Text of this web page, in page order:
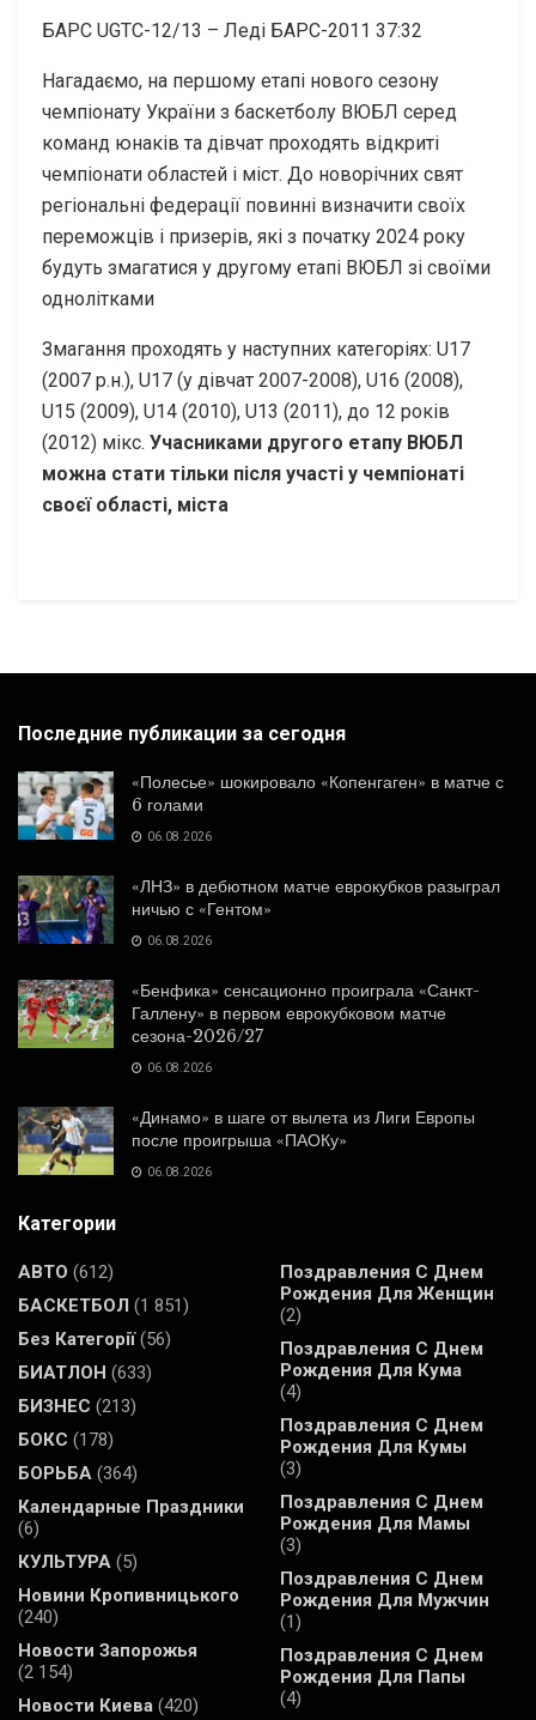
БАРС UGTC-12/13 – Леді БАРС-2011 37:32
Нагадаємо, на першому етапі нового сезону
чемпіонату України з баскетболу ВЮБЛ серед
команд юнаків та дівчат проходять відкриті
чемпіонати областей і міст. До новорічних свят
регіональні федерації повинні визначити своїх
переможців і призерів, які з початку 2024 року
будуть змагатися у другому етапі ВЮБЛ зі своїми
однолітками
Змагання проходять у наступних категоріях: U17
(2007 р.н.), U17 (у дівчат 2007-2008), U16 (2008),
U15 (2009), U14 (2010), U13 (2011), до 12 років
(2012) мікс. Учасниками другого етапу ВЮБЛ
можна стати тільки після участі у чемпіонаті
своєї області, міста
Последние публикации за сегодня
«Полесье» шокировало «Копенгаген» в матче с
6 голами
06.08.2026
«ЛНЗ» в дебютном матче еврокубков разыграл
ничью с «Гентом»
06.08.2026
«Бенфика» сенсационно проиграла «Санкт-
Галлену» в первом еврокубковом матче
сезона-2026/27
06.08.2026
«Динамо» в шаге от вылета из Лиги Европы
после проигрыша «ПАОКу»
06.08.2026
Категории
АВТО (612)
БАСКЕТБОЛ (1 851)
Без Категорії(56)
БИАТЛОН (633)
БИЗНЕС (213)
БОКС (178)
БОРЬБА (364)
Календарные Праздники
(6)
КУЛЬТУРА (5)
Новини Кропивницького
(240)
Новости Запорожья
(2 154)
Новости Киева (420)
Поздравления С Днем
Рождения Для Женщин
(2)
Поздравления С Днем
Рождения Для Кума
(4)
Поздравления С Днем
Рождения Для Кумы
(3)
Поздравления С Днем
Рождения Для Мамы
(3)
Поздравления С Днем
Рождения Для Мужчин
(1)
Поздравления С Днем
Рождения Для Папы
(4)